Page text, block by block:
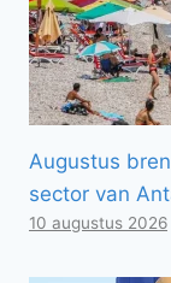
Augustus
sector van
10 augustus 2026